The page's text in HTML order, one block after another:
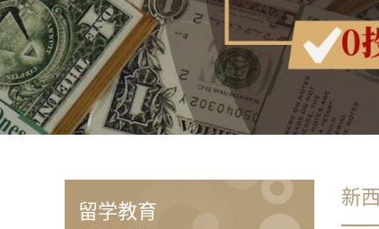
留学教育
新